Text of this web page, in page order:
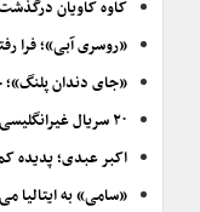
کاوه کاویان
«روسری آبی»؛ فرا
«جای دندان
۲۰ سریال غیرانگلیسی‌زبان برگزیده سال‌های اخیر
اکبر عبدی؛ پدیده
«سامی» به ایتالیا